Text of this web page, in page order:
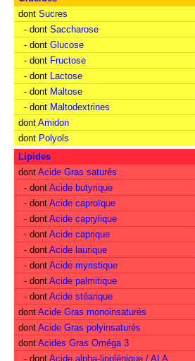
dont Sucres
- dont Saccharose
- dont Glucose
- dont Fructose
- dont Lactose
- dont Maltose
- dont Maltodextrines
dont Amidon
dont Polyols
Lipides
dont Acide Gras saturés
- dont Acide butyrique
- dont Acide caproïque
- dont Acide caprylique
- dont Acide caprique
- dont Acide laurique
- dont Acide myristique
- dont Acide palmitique
- dont Acide stéarique
dont Acide Gras monoinsaturés
dont Acide Gras polyinsaturés
dont Acides Gras Oméga 3
- dont Acide alpha-linolénique / ALA